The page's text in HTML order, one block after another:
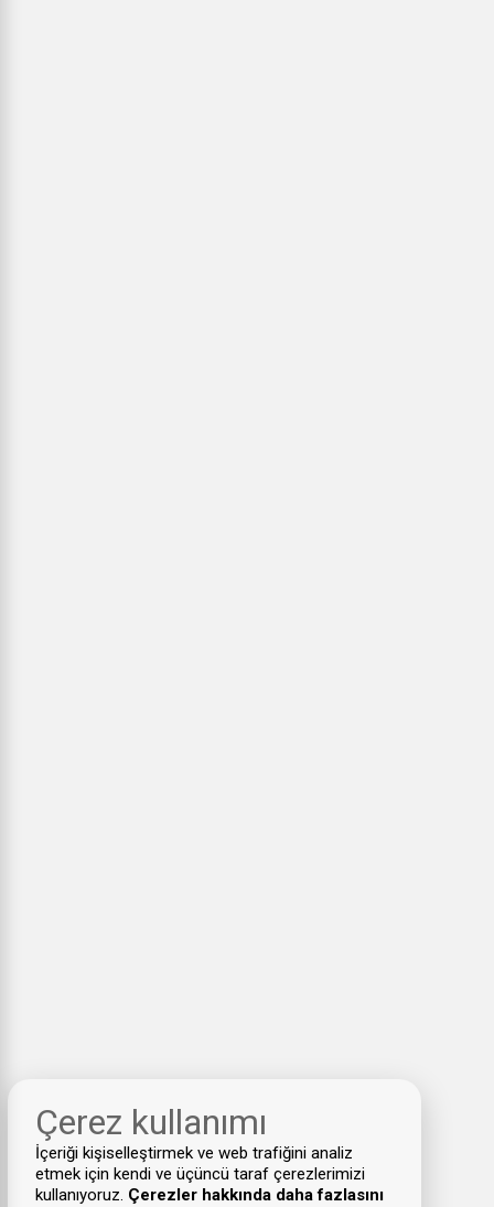
Çerez kullanımı
İçeriği kişiselleştirmek ve web trafiğini analiz
etmek için kendi ve üçüncü taraf çerezlerimizi
kullanıyoruz. Çerezler hakkında daha fazlasını